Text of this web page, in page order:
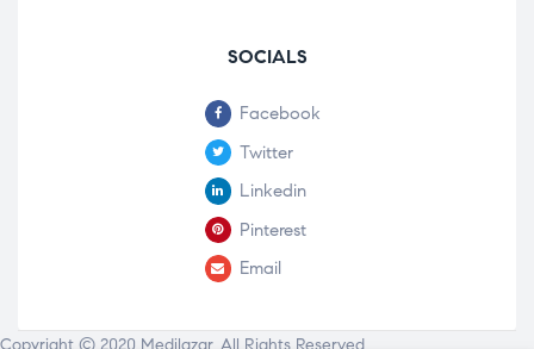
SOCIALS
Facebook
Twitter
Linkedin
Pinterest
Email
Copyright © 2020 Medilazar. All Rights Reserved.